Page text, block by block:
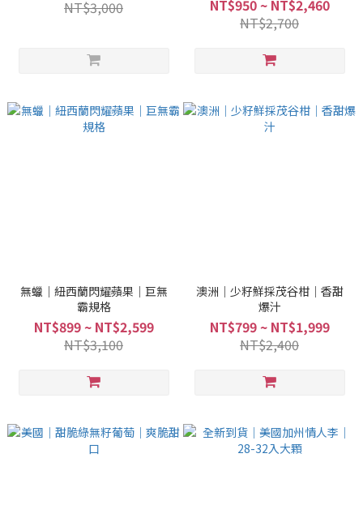
NT$3,000
NT$950 ~ NT$2,460
NT$2,700
無蠟｜紐西蘭閃耀蘋果｜巨無
霸規格
NT$899 ~ NT$2,599
NT$3,100
澳洲｜少籽鮮採茂谷柑｜香甜
爆汁
NT$799 ~ NT$1,999
NT$2,400